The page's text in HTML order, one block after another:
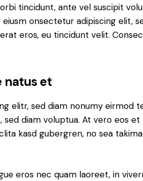
tincidunt, ante vel suscipit
onsectetur adipiscing elit,
eros, eu tincidunt velit.
natus et
elitr, sed diam nonumy eirmod
diam voluptua. At vero eos et
kasd gubergren, no sea
eros nec quam laoreet, in